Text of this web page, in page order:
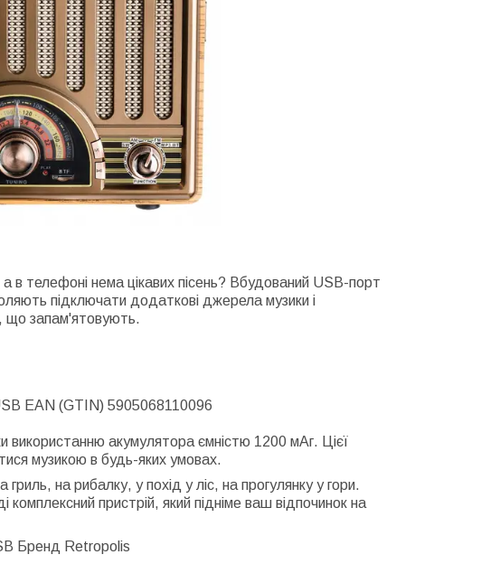
в телефоні нема цікавих пісень? Вбудований USB-порт
підключати додаткові джерела музики і
що запам'ятовують.
EAN (GTIN) 5905068110096
використанню акумулятора ємністю 1200 мАг. Цієї
музикою в будь-яких умовах.
на рибалку, у похід у ліс, на прогулянку у гори.
пристрій, який підніме ваш відпочинок на
Бренд Retropolis